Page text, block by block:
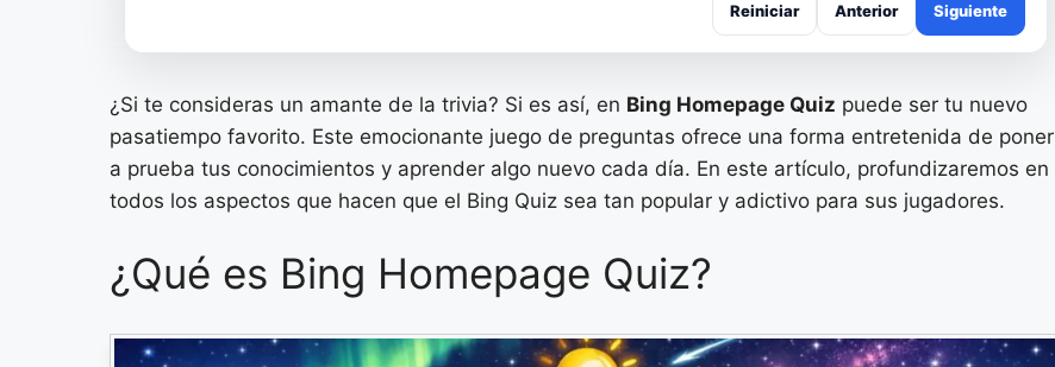
Reiniciar Anterior Siguiente
¿Si te consideras un amante de la trivia? Si es así, en Bing Homepage Quiz puede ser tu nuevo
pasatiempo favorito. Este emocionante juego de preguntas ofrece una forma entretenida de poner
a prueba tus conocimientos y aprender algo nuevo cada día. En este artículo, profundizaremos en
todos los aspectos que hacen que el Bing Quiz sea tan popular y adictivo para sus jugadores.
¿Qué es Bing Homepage Quiz?